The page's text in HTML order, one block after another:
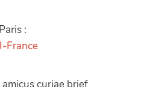
:
France
curiae brief